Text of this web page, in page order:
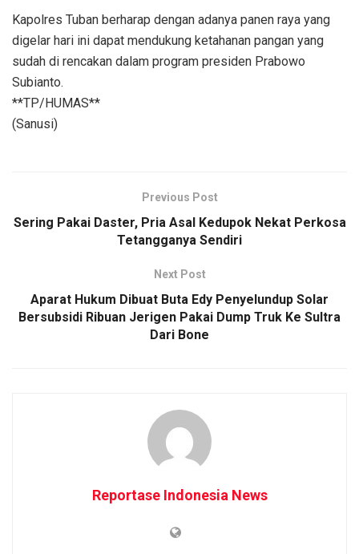
Kapolres Tuban berharap dengan adanya panen raya yang
digelar hari ini dapat mendukung ketahanan pangan yang
sudah di rencakan dalam program presiden Prabowo
Subianto.
**TP/HUMAS**
(Sanusi)
Previous Post
Sering Pakai Daster, Pria Asal Kedupok Nekat Perkosa
Tetangganya Sendiri
Next Post
Aparat Hukum Dibuat Buta Edy Penyelundup Solar
Bersubsidi Ribuan Jerigen Pakai Dump Truk Ke Sultra
Dari Bone
Reportase Indonesia News